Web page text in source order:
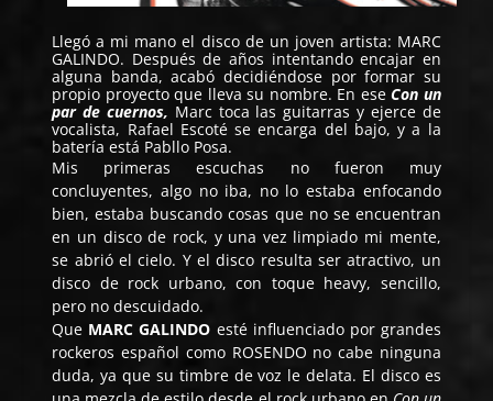
Llegó a mi mano el disco de un joven artista: MARC
GALINDO. Después de años intentando encajar en
alguna banda, acabó decidiéndose por formar su
propio proyecto que lleva su nombre. En eseCon un
par de cuernos, Marc toca las guitarras y ejerce de
vocalista, Rafael Escoté se encarga del bajo, y a la
batería está Pabllo Posa.
Mis primeras escuchas no fueron muy
concluyentes, algo no iba, no lo estaba enfocando
bien, estaba buscando cosas que no se encuentran
en un disco de rock, y una vez limpiado mi mente,
se abrió el cielo. Y el disco resulta ser atractivo, un
disco de rock urbano, con toque heavy, sencillo,
pero no descuidado.
Que MARC GALINDO esté influenciado por grandes
rockeros español como ROSENDO no cabe ninguna
duda, ya que su timbre de voz le delata. El disco es